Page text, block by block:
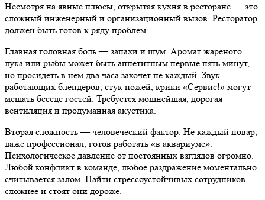
Несмотря на явные плюсы, открытая кухня в ресторане — это
сложный инженерный и организационный вызов. Ресторатор
должен быть готов к ряду проблем.
Главная головная боль — запахи и шум. Аромат жареного
лука или рыбы может быть аппетитным первые пять минут,
но просидеть в нем два часа захочет не каждый. Звук
работающих блендеров, стук ножей, крики «Сервис!» могут
мешать беседе гостей. Требуется мощнейшая, дорогая
вентиляция и продуманная акустика.
Вторая сложность — человеческий фактор. Не каждый повар,
даже профессионал, готов работать «в аквариуме».
Психологическое давление от постоянных взглядов огромно.
Любой конфликт в команде, любое раздражение моментально
считывается залом. Найти стрессоустойчивых сотрудников
сложнее и стоят они дороже.